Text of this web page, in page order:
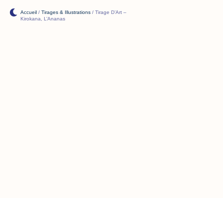
Accueil / Tirages & Illustrations / Tirage D’Art –
Kirokana, L’Ananas